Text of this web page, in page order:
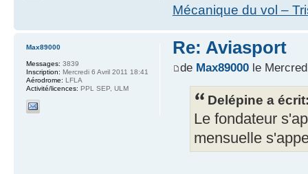
Mécanique du vol –
Re: Aviasport
de Max89000le
Delépine a
Le fondateur
mensuelle
Max89000
Messages: 3839
Inscription: Mercredi 6 Avril 2011 18:41
Aérodrome: LFLA
Activité/licences: PPL SEP, ULM